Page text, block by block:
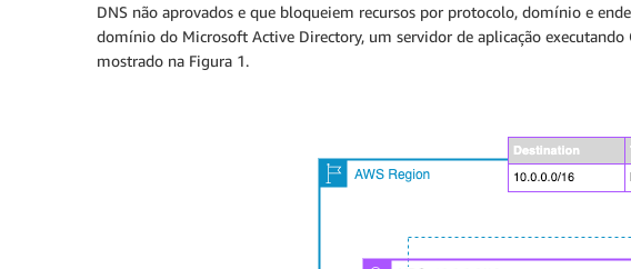
DNS não aprovados e que bloqueiem recursos por protocolo, domínio e
domínio do Microsoft Active Directory, um servidor de aplicação executando
mostrado na Figura 1.